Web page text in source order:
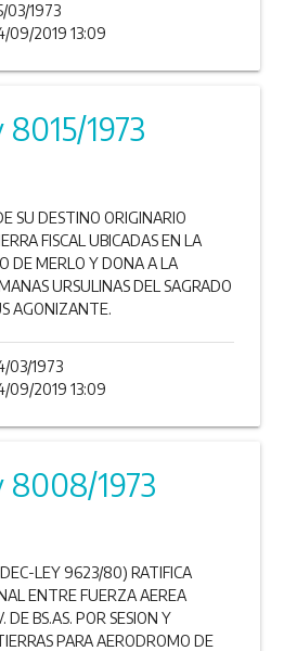
03/1973
09/2019 13:09
1973
SU DESTINO ORIGINARIO
FISCAL UBICADAS EN LA
DE MERLO Y DONA A LA
URSULINAS DEL SAGRADO
AGONIZANTE.
03/1973
09/2019 13:09
8008/1973
LEY 9623/80) RATIFICA
ENTRE FUERZA AEREA
DE BS.AS. POR SESION Y
PARA AERODROMO DE